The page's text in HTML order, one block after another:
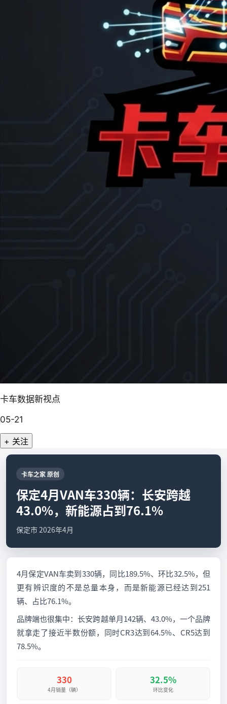
卡车数据新视点
05-21
+ 关注
卡车之家 原创
保定4月VAN车330辆：长安跨越
43.0%，新能源占到76.1%
保定市 2026年4月
4月保定VAN车卖到330辆，同比189.5%、环比32.5%，但
更有辨识度的不是总量本身，而是新能源已经达到251
辆、占比76.1%。
品牌端也很集中：长安跨越单月142辆、43.0%，一个品牌
就拿走了接近半数份额，同时CR3达到64.5%、CR5达到
78.5%。
330
4月销量（辆）
32.5%
环比变化